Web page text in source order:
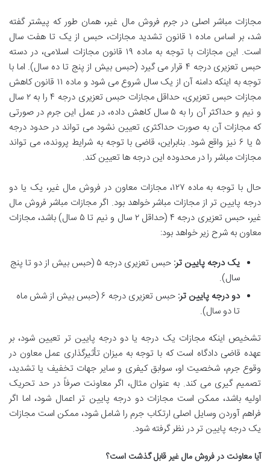
مجازات مباشر اصلی در جرم فروش مال غیر، همان طور که پیشتر گفته
شد، بر اساس ماده ۱ قانون تشدید مجازات، حبس از یک تا هفت سال
است. این مجازات با توجه به ماده ۱۹ قانون مجازات اسلامی، در دسته
حبس تعزیری درجه ۴ قرار می گیرد (حبس بیش از پنج تا ده سال). اما با
توجه به اینکه دامنه آن از یک سال شروع می شود و ماده ۱۱ قانون کاهش
مجازات حبس تعزیری، حداقل مجازات حبس تعزیری درجه ۴ را به ۲ سال
و نیم و حداکثر آن را به ۵ سال کاهش داده، در عمل این جرم در صورتی
که مجازات آن به صورت حداکثری تعیین نشود می تواند در حدود درجه
۵ یا ۶ نیز واقع شود. بنابراین، قاضی با توجه به شرایط پرونده، می تواند
مجازات مباشر را در محدوده این درجه ها تعیین کند.
حال با توجه به ماده ۱۲۷، مجازات معاون در فروش مال غیر، یک یا دو
درجه پایین تر از مجازات مباشر خواهد بود. اگر مجازات مباشر فروش مال
غیر، حبس تعزیری درجه ۴ (حداقل ۲ سال و نیم تا ۵ سال) باشد، مجازات
معاون به شرح زیر خواهد بود:
یک درجه پایین تر:
حبس تعزیری درجه ۵ (حبس بیش از دو تا پنج
سال).
دو درجه پایین تر:
حبس تعزیری درجه ۶ (حبس بیش از شش ماه
تا دو سال).
تشخیص اینکه مجازات یک درجه یا دو درجه پایین تر تعیین شود، بر
عهده قاضی دادگاه است که با توجه به میزان تأثیرگذاری عمل معاون در
وقوع جرم، شخصیت او، سوابق کیفری و سایر جهات تخفیف یا تشدید،
تصمیم گیری می کند. به عنوان مثال، اگر معاونت صرفاً در حد تحریک
اولیه باشد، ممکن است مجازات دو درجه پایین تر اعمال شود، اما اگر
فراهم آوردن وسایل اصلی ارتکاب جرم را شامل شود، ممکن است مجازات
یک درجه پایین تر در نظر گرفته شود.
آیا معاونت در فروش مال غیر قابل گذشت است؟